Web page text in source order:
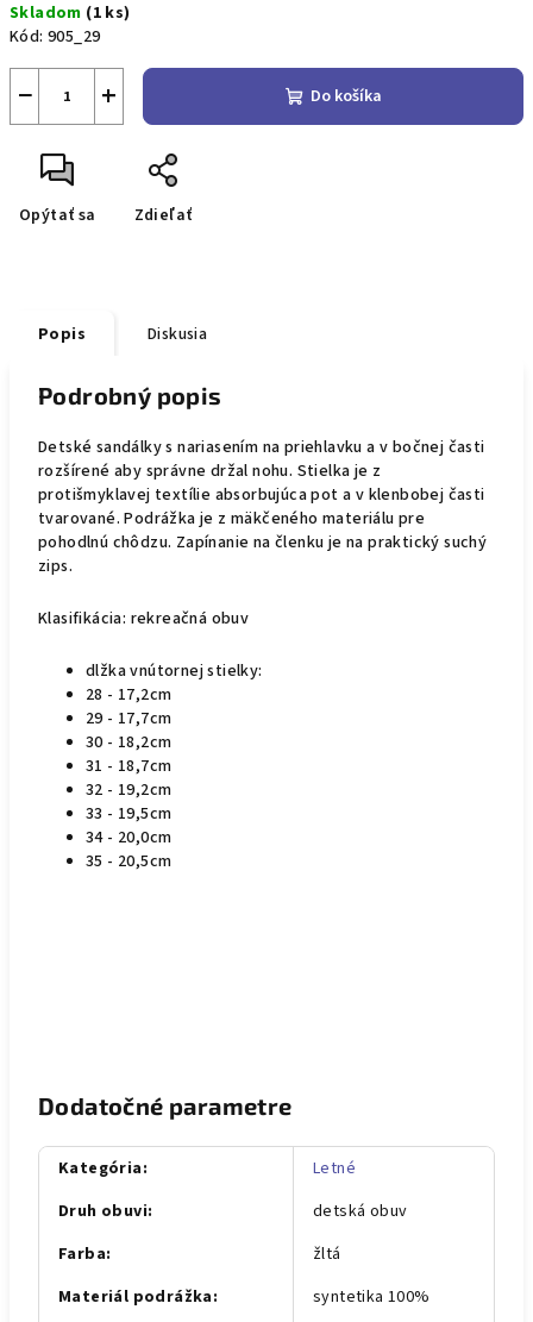
cena:
Skladom (1 ks)
Kód: 905_29
+
− Do košíka
Opýtať sa Zdieľať
Popis Diskusia
Podrobný popis
Detské sandálky s nariasením na priehlavku a v bočnej časti
rozšírené aby správne držal nohu. Stielka je z
protišmyklavej textílie absorbujúca pot a v klenbobej časti
tvarované. Podrážka je z mäkčeného materiálu pre
pohodlnú chôdzu. Zapínanie na členku je na praktický suchý
zips.
Klasifikácia: rekreačná obuv
dlžka vnútornej stielky:
28 - 17,2cm
29 - 17,7cm
30 - 18,2cm
31 - 18,7cm
32 - 19,2cm
33 - 19,5cm
34 - 20,0cm
35 - 20,5cm
Dodatočné parametre
Kategória:
Letné
Druh obuvi:
detská obuv
Farba:
žltá
Materiál podrážka:
syntetika 100%